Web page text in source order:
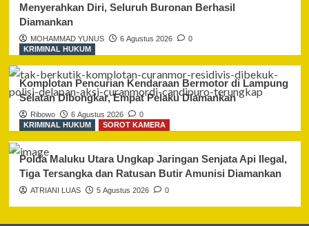
Menyerahkan Diri, Seluruh Buronan Berhasil
Diamankan
MOHAMMAD YUNUS 6 Agustus 2026
0
KRIMINAL HUKUM
Komplotan Pencurian Kendaraan Bermotor di Lampung
Selatan Dibongkar, Empat Pelaku Diamankan
Ribowo 6 Agustus 2026
0
KRIMINAL HUKUM
SOROT KAMERA
Polda Maluku Utara Ungkap Jaringan Senjata Api Ilegal,
Tiga Tersangka dan Ratusan Butir Amunisi Diamankan
ATRIANI LUAS 5 Agustus 2026 0